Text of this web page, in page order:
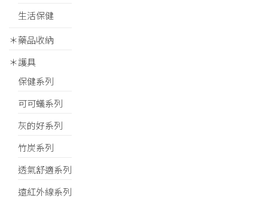
生活保健
＊藥品收納
＊護具
保健系列
可可蟻系列
灰的好系列
竹炭系列
透氣舒適系列
遠紅外線系列